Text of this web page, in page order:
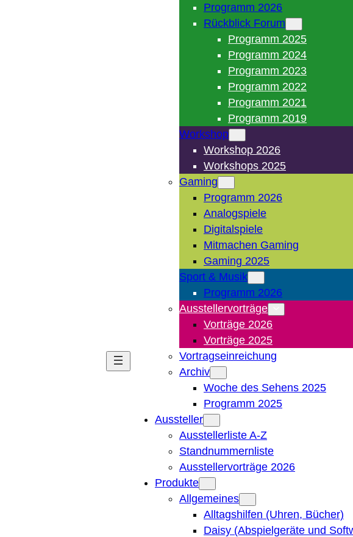
Programm 2026
Rückblick Forum
Programm 2025
Programm 2024
Programm 2023
Programm 2022
Programm 2021
Programm 2019
Workshop
Workshop 2026
Workshops 2025
Gaming
Programm 2026
Analogspiele
Digitalspiele
Mitmachen Gaming
Gaming 2025
Sport & Musik
Programm 2026
Ausstellervorträge
Vorträge 2026
Vorträge 2025
Vortragseinreichung
Archiv
Woche des Sehens 2025
Programm 2025
Aussteller
Ausstellerliste A-Z
Standnummernliste
Ausstellervorträge 2026
Produkte
Allgemeines
Alltagshilfen (Uhren, Bücher)
Daisy (Abspielgeräte und